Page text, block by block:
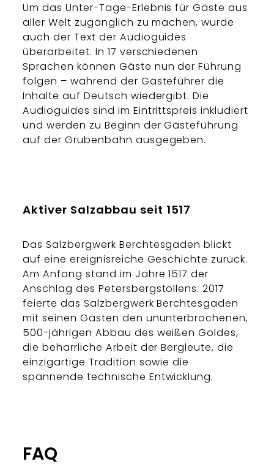
Um das Unter-Tage-Erlebnis für Gäste aus
aller Welt zugänglich zu machen, wurde
auch der Text der Audioguides
überarbeitet. In 17 verschiedenen
Sprachen können Gäste nun der Führung
folgen – während der Gästeführer die
Inhalte auf Deutsch wiedergibt. Die
Audioguides sind im Eintrittspreis inkludiert
und werden zu Beginn der Gästeführung
auf der Grubenbahn ausgegeben.
Aktiver Salzabbau seit 1517
Das Salzbergwerk Berchtesgaden blickt
auf eine ereignisreiche Geschichte zurück.
Am Anfang stand im Jahre 1517 der
Anschlag des Petersbergstollens. 2017
feierte das Salzbergwerk Berchtesgaden
mit seinen Gästen den ununterbrochenen,
500-jährigen Abbau des weißen Goldes,
die beharrliche Arbeit der Bergleute, die
einzigartige Tradition sowie die
spannende technische Entwicklung.
FAQ